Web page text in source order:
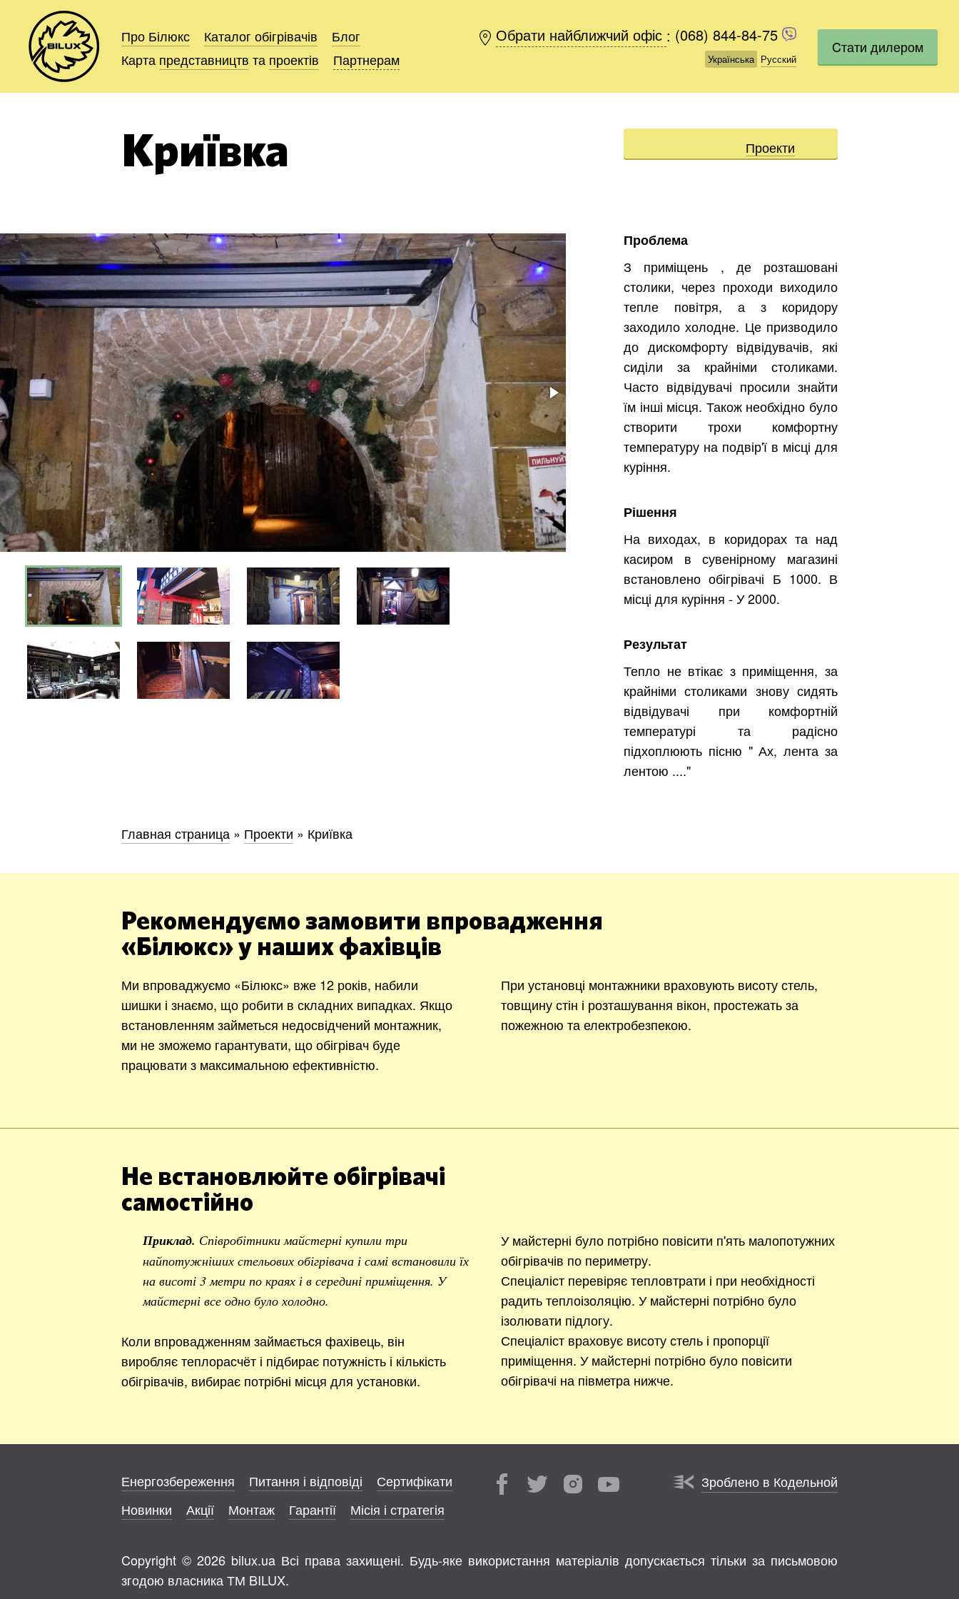
Про Білюкс Каталог обігрівачів
Блог
Карта представництв та проектів Партнерам
Обрати найближчий офіс (068) 844-84-75
Українська Русский
Про Білюкс Каталог обігрівачів
Блог
Карта представництв та проектів Партнерам
Обрати найближчий офіс : (068) 844-84-75
Українська Русский
Cтати дилером
Криївка Проекти
Проблема
З приміщень , де розташовані
столики, через проходи виходило
тепле повітря, а з коридору
заходило холодне. Це призводило
до дискомфорту відвідувачів, які
сиділи за крайніми столиками.
Часто відвідувачі просили знайти
їм інші місця. Також необхідно було
створити трохи комфортну
температуру на подвір'ї в місці для
куріння.
Рішення
На виходах, в коридорах та над
касиром в сувенірному магазині
встановлено обігрівачі Б 1000. В
місці для куріння - У 2000.
Результат
Тепло не втікає з приміщення, за
крайніми столиками знову сидять
відвідувачі при комфортній
температурі та радісно
підхоплюють пісню " Ах, лента за
лентою ...."
Главная страница » Проекти » Криївка
Рекомендуємо замовити впровадження
«Білюкс» у наших фахівців
Ми впроваджуємо «Білюкс» вже 12 років, набили
шишки і знаємо, що робити в складних випадках. Якщо
встановленням займеться недосвідчений монтажник,
ми не зможемо гарантувати, що обігрівач буде
працювати з максимальною ефективністю.
При установці монтажники враховують висоту стель,
товщину стін і розташування вікон, простежать за
пожежною та електробезпекою.
Не встановлюйте обігрівачі
самостійно
Приклад. Співробітники майстерні купили три
найпотужніших стельових обігрівача і самі встановили їх
на висоті 3 метри по краях і в середині приміщення. У
майстерні все одно було холодно.
Коли впровадженням займається фахівець, він
виробляє теплорасчёт і підбирає потужність і кількість
обігрівачів, вибирає потрібні місця для установки.
У майстерні було потрібно повісити п'ять малопотужних
обігрівачів по периметру.
Спеціаліст перевіряє тепловтрати і при необхідності
радить теплоізоляцію. У майстерні потрібно було
ізолювати підлогу.
Спеціаліст враховує висоту стель і пропорції
приміщення. У майстерні потрібно було повісити
обігрівачі на півметра нижче.
Енергозбереження Питання і відповіді
Сертифікати
Новинки
Акції Монтаж Гарантії Місія і стратегія
Зроблено в Кодельной
Copyright © 2026 bilux.ua Всі права захищені. Будь-яке використання матеріалів допускається тільки за письмовою
згодою власника ТМ BILUX.
Безкоштовно.
Область
Замовити